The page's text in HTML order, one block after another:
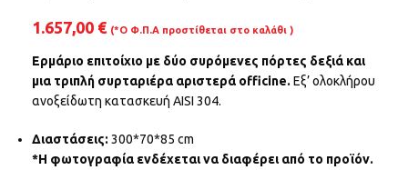
1.657,00 € (*Ο Φ.Π.Α προστίθεται στο καλάθι )
Ερμάριο επιτοίχιο με δύο συρόμενες πόρτες δεξιά και
μια τριπλή συρταριέρα αριστερά officine. Εξ’ ολοκλήρου
ανοξείδωτη κατασκευή AISI 304.
Διαστάσεις: 300*70*85 cm
*Η φωτογραφία ενδέχεται να διαφέρει από το προϊόν.